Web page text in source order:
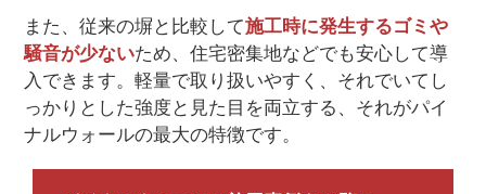
また、従来の塀と比較して施工時に発生するゴミや
騒音が少ないため、住宅密集地などでも安心して導
入できます。軽量で取り扱いやすく、それでいてし
っかりとした強度と見た目を両立する、それがパイ
ナルウォールの最大の特徴です。